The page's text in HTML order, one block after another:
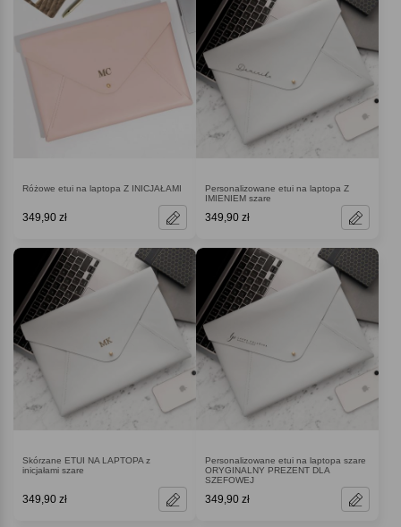
Różowe etui na laptopa Z INICJAŁAMI
349,90 zł
Personalizowane etui na laptopa Z
IMIENIEM szare
349,90 zł
Skórzane ETUI NA LAPTOPA z
inicjałami szare
349,90 zł
Personalizowane etui na laptopa szare
ORYGINALNY PREZENT DLA
SZEFOWEJ
349,90 zł